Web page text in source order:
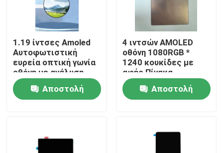
Σπίτι
Βίντεο
1.19 ίντσες Amoled
Αυτοφωτιστική
ευρεία οπτική γωνία
οθόνη με ανάλυση
390*390, QSPI
Interface, Driving IC
CO5300
Αποστολή
4 ιντσών AMOLED
οθόνη 1080RGB *
1240 κουκίδες με
αφής Πίνακα,
διεπαφή MIPI,
οδήγηση IC CH13726
800c/d
Αποστολή